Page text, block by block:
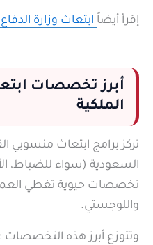
إقرأ أيضاً ابتعاث وزارة
أبرز تخصصات
الملكية
تركز برامج ابتعاث منسوبي
السعودية (سواء للضباط،
تخصصات حيوية تغطي
واللوجستي.
وتتوزع أبرز هذه